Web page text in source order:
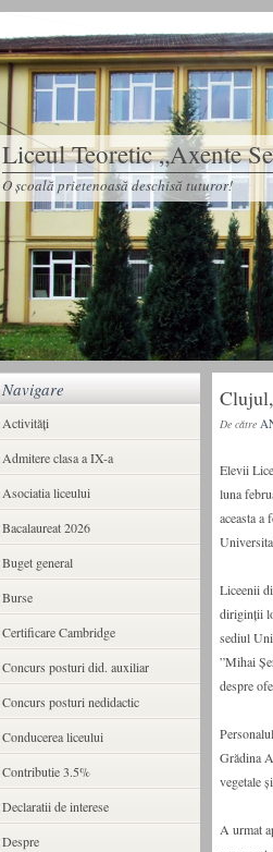
Liceul Teoretic „Axente
O școală prietenoasă deschisă tuturor!
De către
Elevii
luna
aceasta a
Liceenii
diriginții
sediul
”Mihai
despre
Grădina
vegetale
A urmat
Navigare
Activități
Admitere clasa a IX-a
Asociatia liceului
Bacalaureat 2026
Buget general
Burse
Certificare Cambridge
Concurs posturi did. auxiliar
Concurs posturi nedidactic
Conducerea liceului
Contributie 3.5%
Declaratii de interese
Despre